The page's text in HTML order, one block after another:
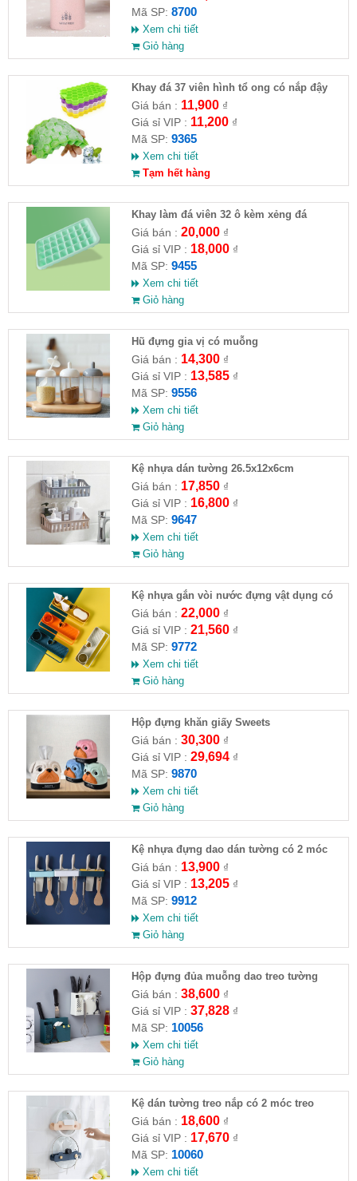
Mã SP: 8700
Xem chi tiết
Giỏ hàng
Khay đá 37 viên hình tổ ong có nắp đậy
Giá bán : 11,900₫
Giá sỉ VIP : 11,200₫
Mã SP: 9365
Xem chi tiết
Tạm hết hàng
Khay làm đá viên 32 ô kèm xẻng đá
Giá bán : 20,000₫
Giá sỉ VIP : 18,000₫
Mã SP: 9455
Xem chi tiết
Giỏ hàng
Hũ đựng gia vị có muỗng
Giá bán : 14,300₫
Giá sỉ VIP : 13,585₫
Mã SP: 9556
Xem chi tiết
Giỏ hàng
Kệ nhựa dán tường 26.5x12x6cm
Giá bán : 17,850₫
Giá sỉ VIP : 16,800₫
Mã SP: 9647
Xem chi tiết
Giỏ hàng
Kệ nhựa gắn vòi nước đựng vật dụng có
treo khăn 24.5x10.2cm
Giá bán : 22,000₫
Giá sỉ VIP : 21,560₫
Mã SP: 9772
Xem chi tiết
Giỏ hàng
Hộp đựng khăn giấy Sweets
Giá bán : 30,300₫
Giá sỉ VIP : 29,694₫
Mã SP: 9870
Xem chi tiết
Giỏ hàng
Kệ nhựa đựng dao dán tường có 2 móc
Giá bán : 13,900₫
Giá sỉ VIP : 13,205₫
Mã SP: 9912
Xem chi tiết
Giỏ hàng
Hộp đựng đủa muỗng dao treo tường
Giá bán : 38,600₫
Giá sỉ VIP : 37,828₫
Mã SP: 10056
Xem chi tiết
Giỏ hàng
Kệ dán tường treo nắp có 2 móc treo
Giá bán : 18,600₫
Giá sỉ VIP : 17,670₫
Mã SP: 10060
Xem chi tiết